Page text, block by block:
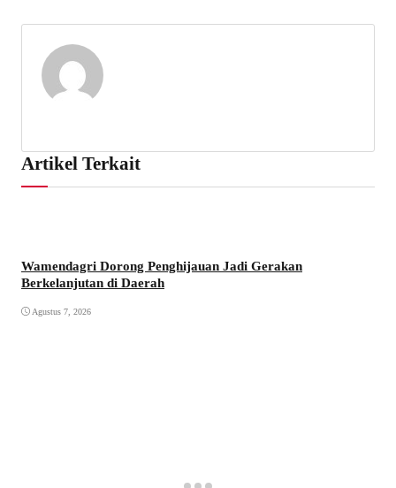
Artikel Terkait
Wamendagri Dorong Penghijauan Jadi Gerakan
Berkelanjutan di Daerah
Agustus 7, 2026